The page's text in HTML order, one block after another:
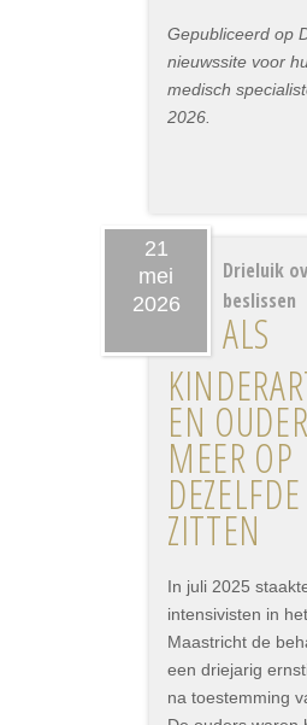
Gepubliceerd op
nieuwssite voor
medisch
2026.
21
mei
2026
Drieluik
beslissen
ALS
EN
MEER OP
ZITTEN
In juli 2025
intensivisten in
Maastricht de
een driejarig
na toestemming